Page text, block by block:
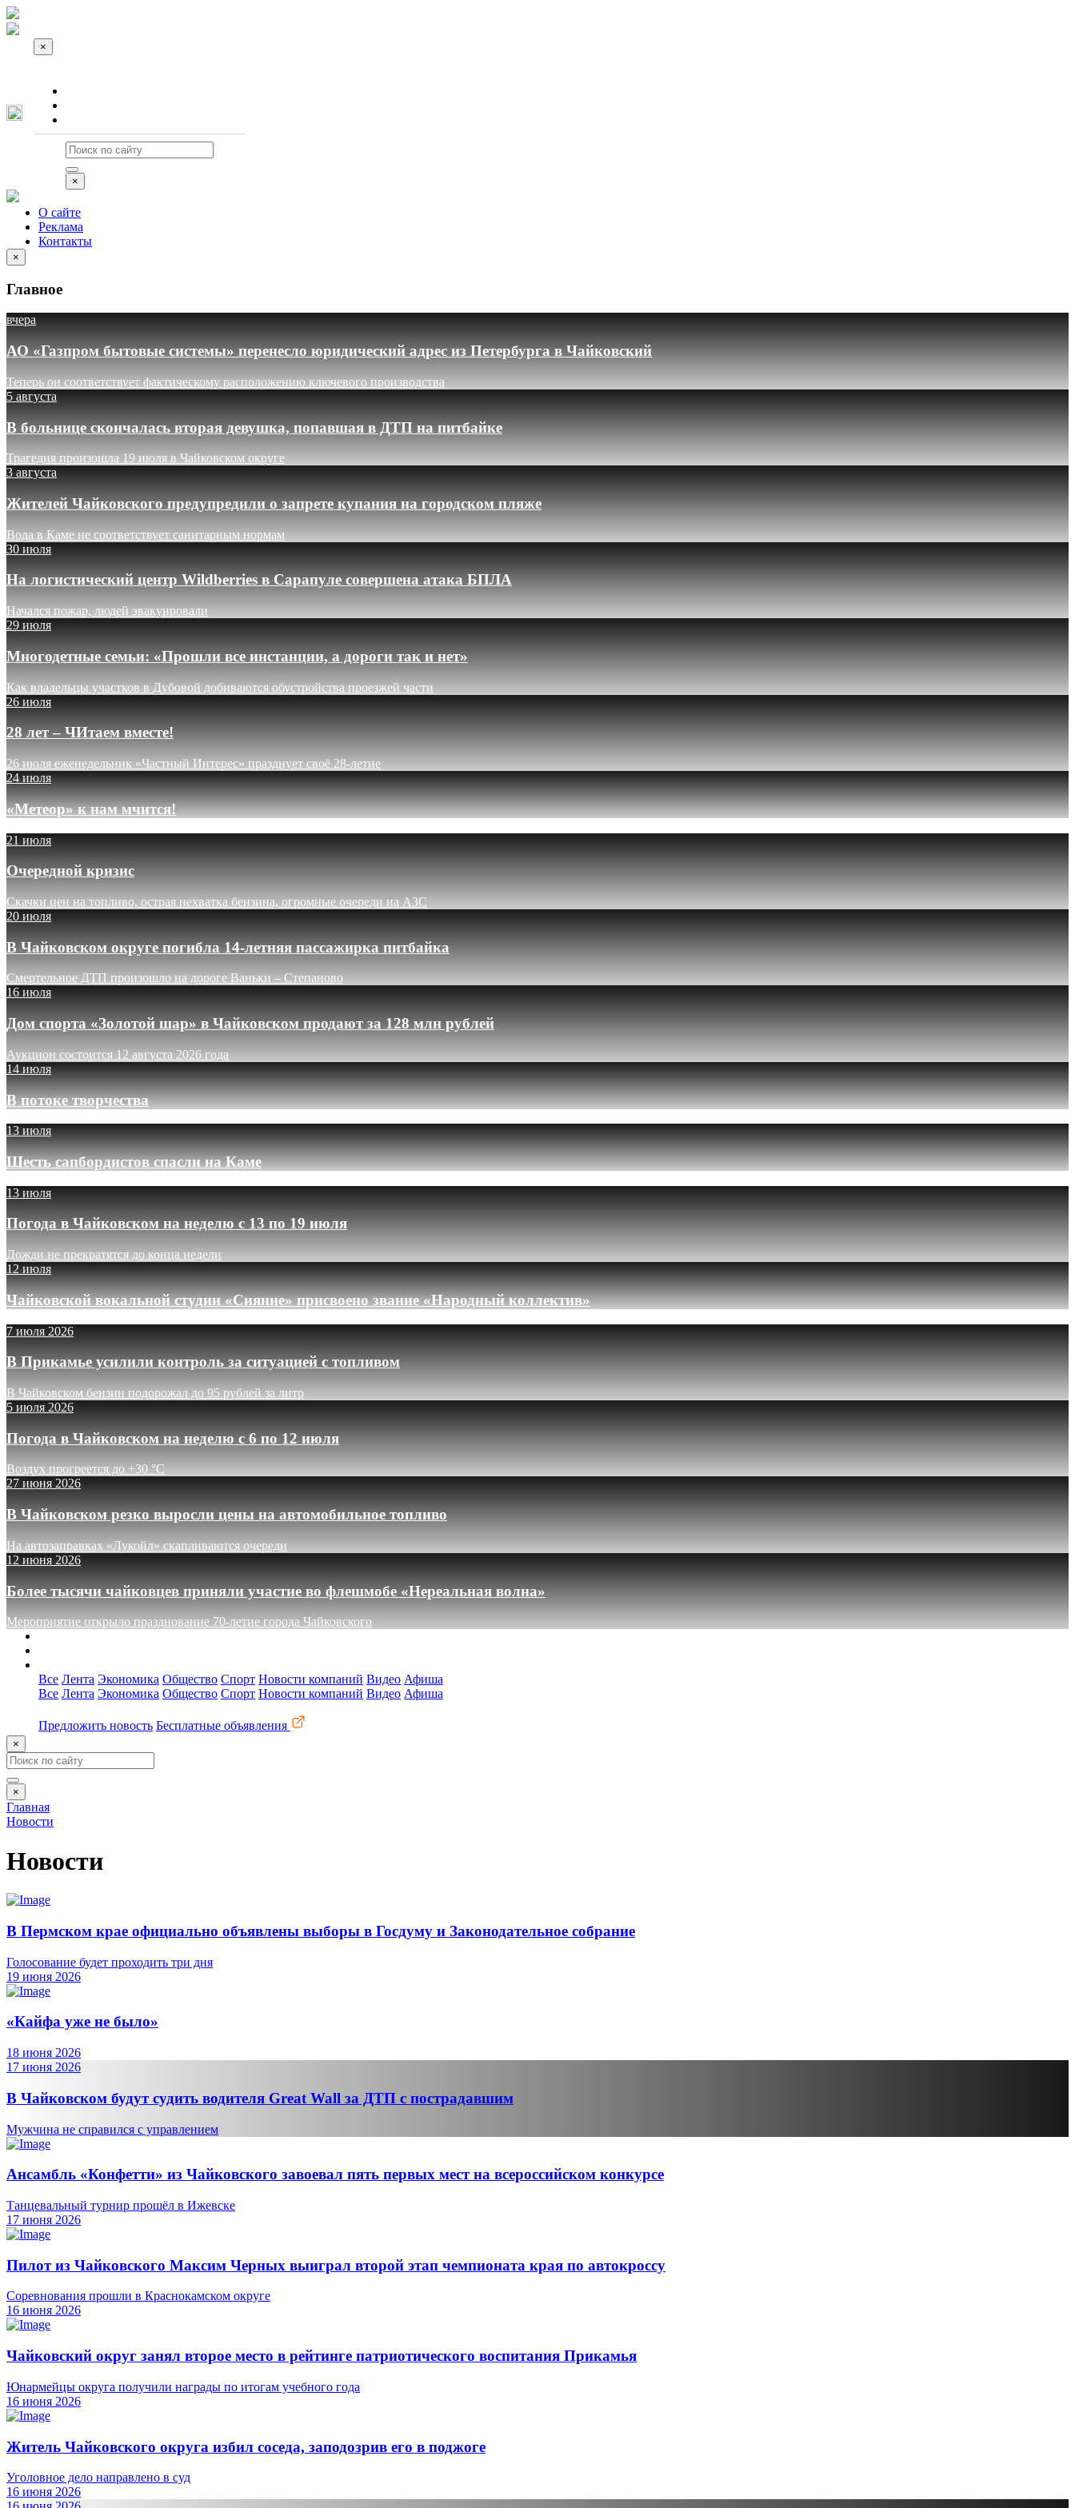
×
×
О сайте
Реклама
Контакты
×
Главное
вчера
АО «Газпром бытовые системы» перенесло юридический адрес из Петербурга в Чайковский
Теперь он соответствует фактическому расположению ключевого производства
5 августа
В больнице скончалась вторая девушка, попавшая в ДТП на питбайке
Трагедия произошла 19 июля в Чайковском округе
3 августа
Жителей Чайковского предупредили о запрете купания на городском пляже
Вода в Каме не соответствует санитарным нормам
30 июля
На логистический центр Wildberries в Сарапуле совершена атака БПЛА
Начался пожар, людей эвакуировали
29 июля
Многодетные семьи: «Прошли все инстанции, а дороги так и нет»
Как владельцы участков в Дубовой добиваются обустройства проезжей части
26 июля
28 лет – ЧИтаем вместе!
26 июля еженедельник «Частный Интерес» празднует своё 28-летие
24 июля
«Метеор» к нам мчится!
21 июля
Очередной кризис
Скачки цен на топливо, острая нехватка бензина, огромные очереди на АЗС
20 июля
В Чайковском округе погибла 14-летняя пассажирка питбайка
Смертельное ДТП произошло на дороге Ваньки – Степаново
16 июля
Дом спорта «Золотой шар» в Чайковском продают за 128 млн рублей
Аукцион состоится 12 августа 2026 года
14 июля
В потоке творчества
13 июля
Шесть сапбордистов спасли на Каме
13 июля
Погода в Чайковском на неделю с 13 по 19 июля
Дожди не прекратятся до конца недели
12 июля
Чайковской вокальной студии «Сияние» присвоено звание «Народный коллектив»
7 июля 2026
В Прикамье усилили контроль за ситуацией с топливом
В Чайковском бензин подорожал до 95 рублей за литр
5 июля 2026
Погода в Чайковском на неделю с 6 по 12 июля
Воздух прогреется до +30 °C
27 июня 2026
В Чайковском резко выросли цены на автомобильное топливо
На автозаправках «Лукойл» скапливаются очереди
12 июня 2026
Более тысячи чайковцев приняли участие во флешмобе «Нереальная волна»
Мероприятие открыло празднование 70-летие города Чайковского
Все Лента Экономика Общество Спорт Новости компаний Видео Афиша
Все Лента Экономика Общество Спорт Новости компаний Видео Афиша
Предложить новость Бесплатные объявления
×
×
Главная
Новости
Новости
В Пермском крае официально объявлены выборы в Госдуму и Законодательное собрание
Голосование будет проходить три дня
19 июня 2026
«Кайфа уже не было»
18 июня 2026
17 июня 2026
В Чайковском будут судить водителя Great Wall за ДТП с пострадавшим
Мужчина не справился с управлением
Ансамбль «Конфетти» из Чайковского завоевал пять первых мест на всероссийском конкурсе
Танцевальный турнир прошёл в Ижевске
17 июня 2026
Пилот из Чайковского Максим Черных выиграл второй этап чемпионата края по автокроссу
Соревнования прошли в Краснокамском округе
16 июня 2026
Чайковский округ занял второе место в рейтинге патриотического воспитания Прикамья
Юнармейцы округа получили награды по итогам учебного года
16 июня 2026
Житель Чайковского округа избил соседа, заподозрив его в поджоге
Уголовное дело направлено в суд
16 июня 2026